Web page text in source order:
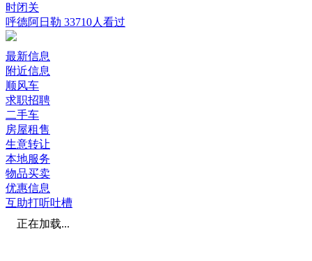
时闭关
呼德阿日勒 33710人看过
最新信息
附近信息
顺风车
求职招聘
二手车
房屋租售
生意转让
本地服务
物品买卖
优惠信息
互助打听吐槽
正在加载...